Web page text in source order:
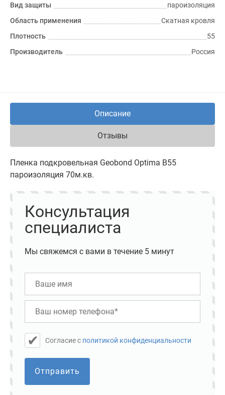
Вид защиты
пароизоляция
Область применения
Скатная кровля
Плотность
55
Производитель
Россия
Описание
Отзывы
Пленка подкровельная Geobond Optima B55
пароизоляция 70м.кв.
Консультация
специалиста
Мы свяжемся с вами в течение 5 минут
Cогласие с политикой конфиденциальности
Отправить